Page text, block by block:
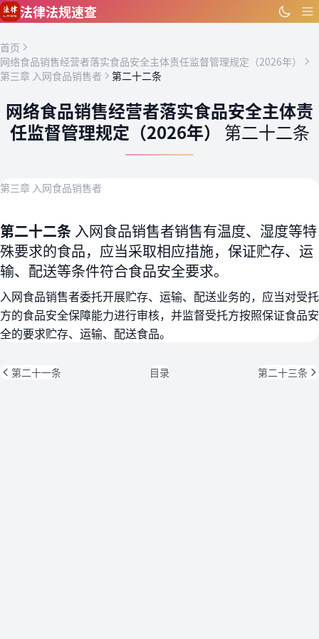
跳到主要内容
法律法规速查
首页
网络食品销售经营者落实食品安全主体责任监督管理规定（2026年）
第三章 入网食品销售者
第二十二条
网络食品销售经营者落实食品安全主体责
任监督管理规定（2026年） 第二十二条
第三章 入网食品销售者
第二十二条 入网食品销售者销售有温度、湿度等特
殊要求的食品，应当采取相应措施，保证贮存、运
输、配送等条件符合食品安全要求。
入网食品销售者委托开展贮存、运输、配送业务的，应当对受托
方的食品安全保障能力进行审核，并监督受托方按照保证食品安
全的要求贮存、运输、配送食品。
第二十一条 目录 第二十三条